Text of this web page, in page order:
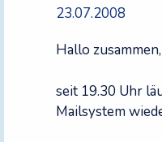
23.07.2008
Hallo zusammen,
seit 19.30 Uhr
Mailsystem